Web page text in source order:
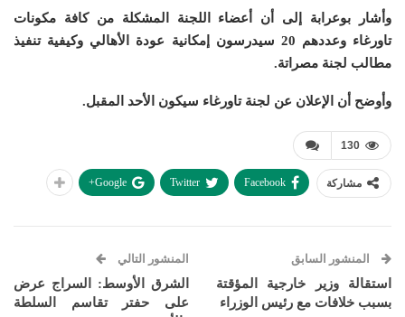
وأشار بوعرابة إلى أن أعضاء اللجنة المشكلة من كافة مكونات
تاورغاء وعددهم 20 سيدرسون إمكانية عودة الأهالي وكيفية تنفيذ
مطالب لجنة مصراتة.
وأوضح أن الإعلان عن لجنة تاورغاء سيكون الأحد المقبل.
130
مشاركة Facebook
Twitter
Google+
المنشور السابق
استقالة وزير خارجية المؤقتة
بسبب خلافات مع رئيس الوزراء
المنشور التالي
الشرق الأوسط: السراج عرض
على حفتر تقاسم السلطة